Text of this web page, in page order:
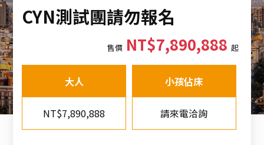
CYN測試團請勿報名
售價NT$7,890,888 起
大人
NT$7,890,888
小孩佔床
請來電洽詢